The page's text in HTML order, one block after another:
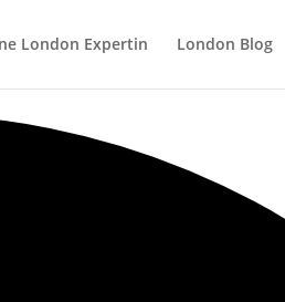
London Expertin London Blog